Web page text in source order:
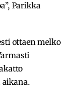
Parikka
ottaen melko